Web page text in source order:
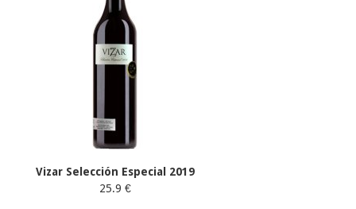
Vizar Selección Especial 2019
25.9 €